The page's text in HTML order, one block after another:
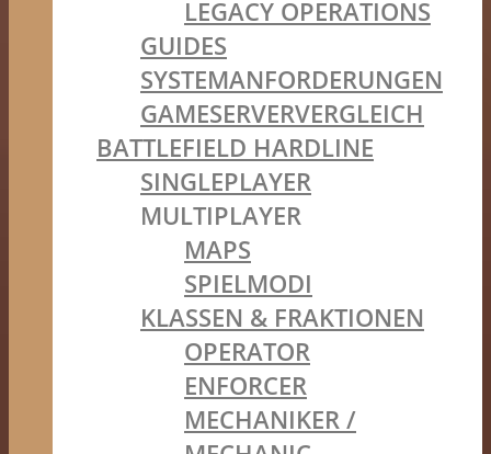
LEGACY OPERATIONS
GUIDES
SYSTEMANFORDERUNGEN
GAMESERVERVERGLEICH
BATTLEFIELD HARDLINE
SINGLEPLAYER
MULTIPLAYER
MAPS
SPIELMODI
KLASSEN & FRAKTIONEN
OPERATOR
ENFORCER
MECHANIKER /